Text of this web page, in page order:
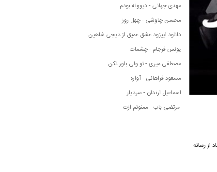
شاد از رسانه
مهدی جهانی - دیوونه بودم
محسن چاوشی - چهل روز
دانلود اپیزود عشق عمیق از دیجی شاهین
یونس فرجام - چشمات
مصطفی میری - تو ولی باور نکن
مسعود فراهانی - آواره
اسماعیل ارندان - سردیار
مرتضی باب - ممنونم ازت